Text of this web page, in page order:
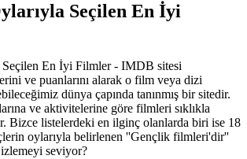
Seçilen En İyi
Seçilen En İyi Filmler - IMDB sitesi
ve puanlarını alarak o film veya dizi
dünya çapında tanınmış bir sitedir.
ve aktivitelerine göre filmleri sıklıkla
Bizce listelerdeki en ilginç olanlarda biri ise 18
oylarıyla belirlenen ''Gençlik filmleri'dir''
seviyor?